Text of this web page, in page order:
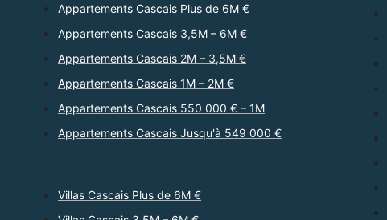
Appartements Cascais Plus de 6M €
Appartements Cascais 3,5M – 6M €
Appartements Cascais 2M – 3,5M €
Appartements Cascais 1M – 2M €
Appartements Cascais 550 000 € – 1M
Appartements Cascais Jusqu'à 549 000 €
Villas Cascais Plus de 6M €